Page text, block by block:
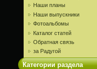
Наши планы
Наши выпускники
Фотоальбомы
Каталог статей
Обратная связь
за Радугой
Категории раздела